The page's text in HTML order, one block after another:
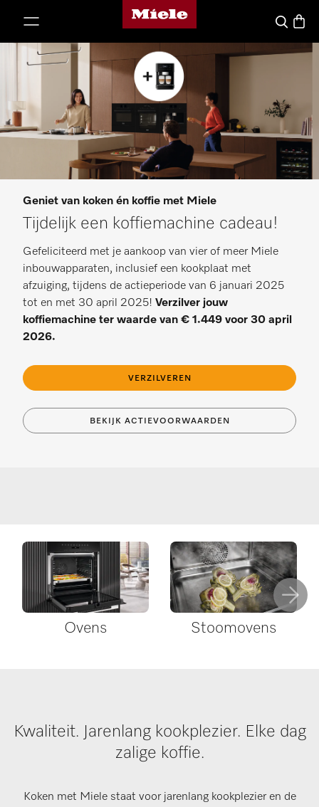
Homepage van Miele
Wat zoek
Geniet van koken én koffie met Miele
Tijdelijk een koffiemachine cadeau!
Gefeliciteerd met je aankoop van vier of meer Miele
inbouwapparaten, inclusief een kookplaat met
afzuiging, tijdens de actieperiode van 6 januari 2025
tot en met 30 april 2025! Verzilver jouw
koffiemachine ter waarde van € 1.449 voor 30 april
2026.
VERZILVEREN
BEKIJK ACTIEVOORWAARDEN
Ovens Stoomovens
Kwaliteit. Jarenlang kookplezier. Elke dag
zalige koffie.
Koken met Miele staat voor jarenlang kookplezier en de